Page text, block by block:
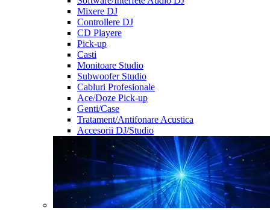
Mixere DJ
Controllere DJ
CD Playere
Pick-up
Casti
Monitoare Studio
Subwoofer Studio
Cabluri Profesionale
Ace/Doze Pick-up
Genti/Case
Tratament/Antifonare Acustica
Accesorii DJ/Studio